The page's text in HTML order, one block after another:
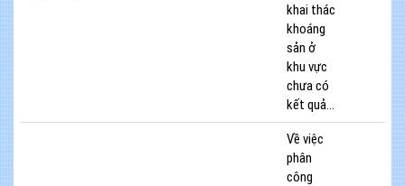
khai thác
khoáng
sản ở
khu vực
chưa có
kết quả...
Về việc
phân
công